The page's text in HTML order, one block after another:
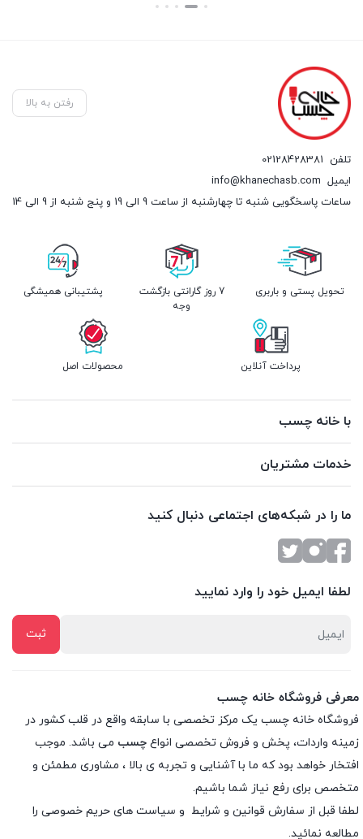
بستن
رفتن به بالا
تلفن 02128428381
ایمیل info@khanechasb.com
ساعات پاسخگویی شنبه تا چهارشنبه از ساعت 9 الی 19 و پنج شنبه از 9 الی 14
تحویل پستی و باربری
7 روز گارانتی بازگشت
وجه
پشتیبانی همیشگی
پرداخت آنلاین محصولات اصل
با خانه چسب
خدمات مشتریان
ما را در شبکه‌های اجتماعی دنبال کنید
لطفا ایمیل خود را وارد نمایید
معرفی فروشگاه خانه چسب
فروشگاه خانه چسب یک مرکز تخصصی با سابقه واقع در قلب کشور در
زمینه واردات، پخش و فروش تخصصی انواع چسب می باشد. موجب
افتخار خواهد بود که ما با آشنایی و تجربه ی بالا ، مشاوری مطمئن و
متخصص برای رفع نیاز شما باشیم.
لطفا قبل از سفارش قوانین و شرایط و سیاست های حریم خصوصی را
مطالعه نمائید.